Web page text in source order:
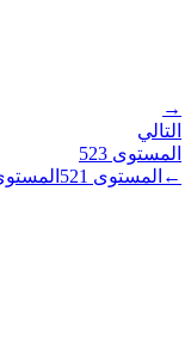
→
التالي
المستوى 523
← المستوى 521